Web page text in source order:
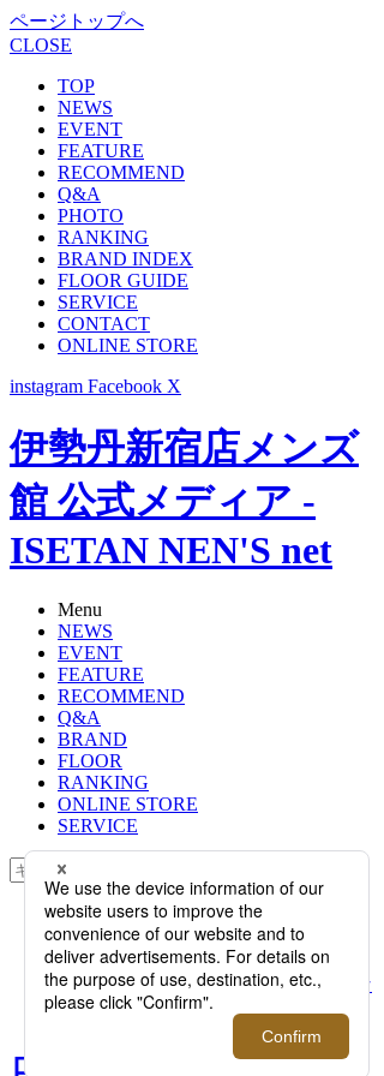
ページトップへ
CLOSE
TOP
NEWS
EVENT
FEATURE
RECOMMEND
Q&A
PHOTO
RANKING
BRAND INDEX
FLOOR GUIDE
SERVICE
CONTACT
ONLINE STORE
instagram Facebook X
伊勢丹新宿店メンズ
館 公式メディア -
ISETAN NEN'S net
Menu
NEWS
EVENT
FEATURE
RECOMMEND
Q&A
BRAND
FLOOR
RANKING
ONLINE STORE
SERVICE
TOP
PHOTO
ローファーの季節がやって来た！
2022年春夏シーズン“JUST WANT”な
1足が大集結。
ローファーの季節がやって